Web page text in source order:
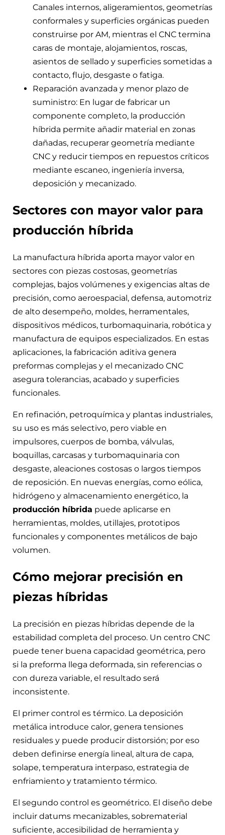
Canales internos, aligeramientos, geometrías
conformales y superficies orgánicas pueden
construirse por AM, mientras el CNC termina
caras de montaje, alojamientos, roscas,
asientos de sellado y superficies sometidas a
contacto, flujo, desgaste o fatiga.
Reparación avanzada y menor plazo de
suministro: En lugar de fabricar un
componente completo, la producción
híbrida permite añadir material en zonas
dañadas, recuperar geometría mediante
CNC y reducir tiempos en repuestos críticos
mediante escaneo, ingeniería inversa,
deposición y mecanizado.
Sectores con mayor valor para
producción híbrida
La manufactura híbrida aporta mayor valor en
sectores con piezas costosas, geometrías
complejas, bajos volúmenes y exigencias altas de
precisión, como aeroespacial, defensa, automotriz
de alto desempeño, moldes, herramentales,
dispositivos médicos, turbomaquinaria, robótica y
manufactura de equipos especializados. En estas
aplicaciones, la fabricación aditiva genera
preformas complejas y el mecanizado CNC
asegura tolerancias, acabado y superficies
funcionales.
En refinación, petroquímica y plantas industriales,
su uso es más selectivo, pero viable en
impulsores, cuerpos de bomba, válvulas,
boquillas, carcasas y turbomaquinaria con
desgaste, aleaciones costosas o largos tiempos
de reposición. En nuevas energías, como eólica,
hidrógeno y almacenamiento energético, la
producción híbrida puede aplicarse en
herramientas, moldes, utillajes, prototipos
funcionales y componentes metálicos de bajo
volumen.
Cómo mejorar precisión en
piezas híbridas
La precisión en piezas híbridas depende de la
estabilidad completa del proceso. Un centro CNC
puede tener buena capacidad geométrica, pero
si la preforma llega deformada, sin referencias o
con dureza variable, el resultado será
inconsistente.
El primer control es térmico. La deposición
metálica introduce calor, genera tensiones
residuales y puede producir distorsión; por eso
deben definirse energía lineal, altura de capa,
solape, temperatura interpaso, estrategia de
enfriamiento y tratamiento térmico.
El segundo control es geométrico. El diseño debe
incluir datums mecanizables, sobrematerial
suficiente, accesibilidad de herramienta y